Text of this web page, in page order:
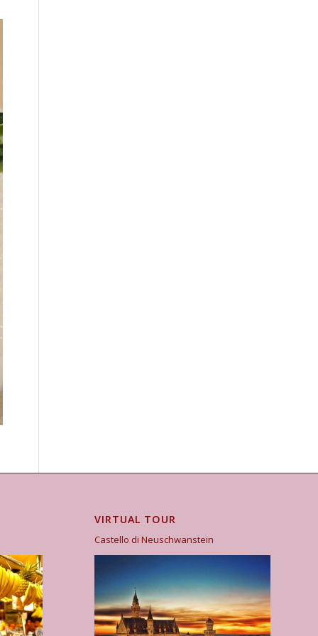
VIRTUAL TOUR
Castello di Neuschwanstein